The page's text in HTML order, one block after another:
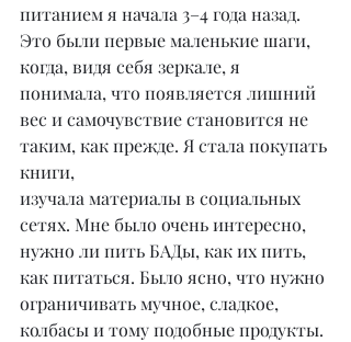
питанием я начала 3–4 года назад.
Это были первые маленькие шаги,
когда, видя себя зеркале, я
понимала, что появляется лишний
вес и самочувствие становится не
таким, как прежде. Я стала покупать
книги,
изучала материалы в социальных
сетях. Мне было очень интересно,
нужно ли пить БАДы, как их пить,
как питаться. Было ясно, что нужно
ограничивать мучное, сладкое,
колбасы и тому подобные продукты.